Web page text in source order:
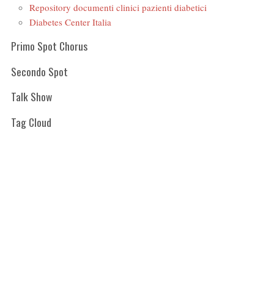
Repository documenti clinici pazienti diabetici
Diabetes Center Italia
Primo Spot Chorus
Secondo Spot
Talk Show
Tag Cloud